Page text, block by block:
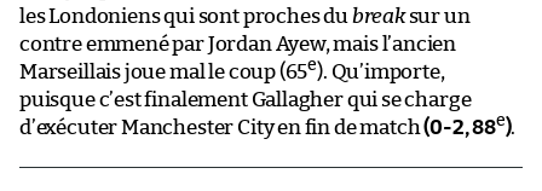
les Londoniens qui sont proches du breaksur un
contre emmené par Jordan Ayew, mais l’ancien
Marseillais joue mal le coup (65e). Qu’importe,
puisque c’est finalement Gallagher qui se charge
d’exécuter Manchester City en fin de match(0-2, 88e).